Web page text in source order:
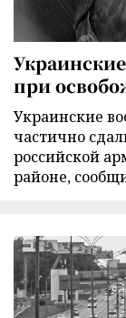
при
Украинские
частично
российской
районе,